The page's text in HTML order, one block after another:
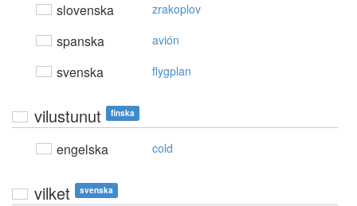
slovenska zrakoplov
spanska avión
svenska flygplan
vilustunut finska
engelska cold
vilket svenska